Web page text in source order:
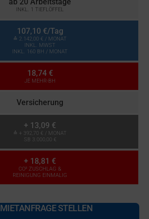
INKL. 1 TIEFLÖFFEL
107,10 €/Tag
≙ 2.142,00 € / MONAT
INKL. MWST
INKL. 160 BH / MONAT
18,74 €
JE MEHR-BH
Versicherung
+ 13,09 €
≙ + 392,70 € / MONAT
SB 3.000,00 €
+ 18,81 €
CO² ZUSCHLAG &
REINIGUNG EINMALIG
MIETANFRAGE STELLEN